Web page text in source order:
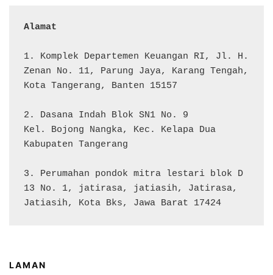
Alamat
1. Komplek Departemen Keuangan RI, Jl. H.
Zenan No. 11, Parung Jaya, Karang Tengah,
Kota Tangerang, Banten 15157
2. Dasana Indah Blok SN1 No. 9
Kel. Bojong Nangka, Kec. Kelapa Dua
Kabupaten Tangerang
3. Perumahan pondok mitra lestari blok D
13 No. 1, jatirasa, jatiasih, Jatirasa,
Jatiasih, Kota Bks, Jawa Barat 17424
LAMAN